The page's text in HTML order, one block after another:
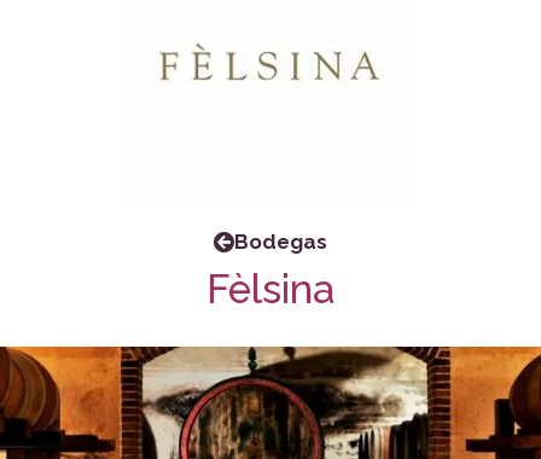
Bodegas
Fèlsina